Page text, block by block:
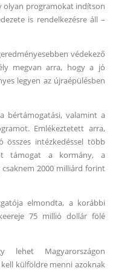
olyan programokat indítson
is rendelkezésre áll –
védekező
megvan arra, hogy a jó
legyen az újraépülésben
bértámogatási, valamint a
Emlékeztetett arra,
összes intézkedéssel több
támogat a kormány, a
2000 milliárd forint
elmondta, a korábbi
75 millió dollár fölé
lehet Magyarországon
külföldre menni azoknak